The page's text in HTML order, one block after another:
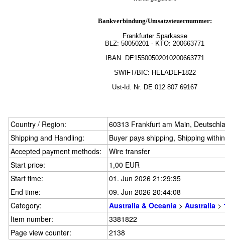
Bankverbindung/Umsatzsteuernummer:
Frankfurter Sparkasse
BLZ: 50050201 - KTO: 200663771
IBAN: DE15500502010200663771
SWIFT/BIC: HELADEF1822
Ust-Id. Nr. DE 012 807 69167
Country / Region:
60313 Frankfurt am Main,
Shipping and Handling:
Buyer pays shipping, Shipping
Accepted payment methods:
Wire transfer
Start price:
1,00 EUR
Start time:
01. Jun 2026 21:29:35
End time:
09. Jun 2026 20:44:08
Category:
Australia & Oceania > Australia >
Item number:
3381822
Page view counter:
2138